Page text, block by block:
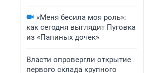
«Меня бесила моя роль»:
как сегодня выглядит Пуговка
из «Папиных дочек»
Власти опровергли открытие
первого склада крупного